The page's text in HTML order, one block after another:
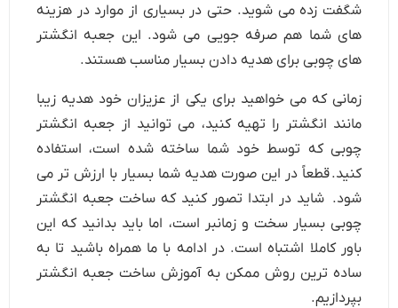
شگفت زده می شوید. حتی در بسیاری از موارد در هزینه
های شما هم صرفه جویی می شود. این جعبه انگشتر
های چوبی برای هدیه دادن بسیار مناسب هستند.
زمانی که می خواهید برای یکی از عزیزان خود هدیه زیبا
مانند انگشتر را تهیه کنید، می توانید از جعبه انگشتر
چوبی که توسط خود شما ساخته شده است، استفاده
کنید. قطعاً در این صورت هدیه شما بسیار با ارزش تر می
شود. شاید در ابتدا تصور کنید که ساخت جعبه انگشتر
چوبی بسیار سخت و زمانبر است، اما باید بدانید که این
باور کاملا اشتباه است. در ادامه با ما همراه باشید تا به
ساده ترین روش ممکن به آموزش ساخت جعبه انگشتر
بپردازیم.